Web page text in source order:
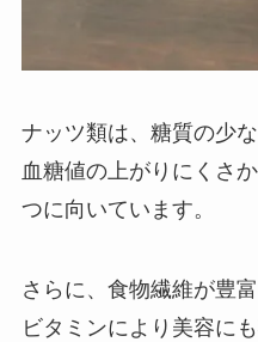
ナッツ類は、糖質の少
血糖値の上がりにくさ
つに向いています。
さらに、食物繊維が豊
ビタミンにより美容に